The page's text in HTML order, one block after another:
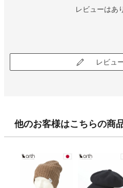
レビューはあ
レビュ
他のお客様はこちらの商